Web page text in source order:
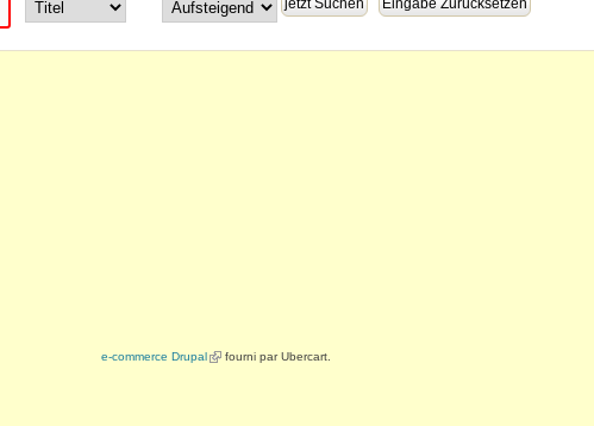
e-commerce Drupal(link is external)
fourni par Ubercart.